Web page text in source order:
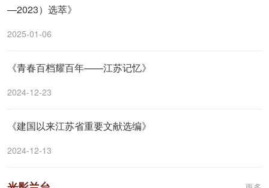
—2023）选萃》
2025-01-06
《青春百档耀百年——江苏记忆》
2024-12-23
《建国以来江苏省重要文献选编》
2024-12-13